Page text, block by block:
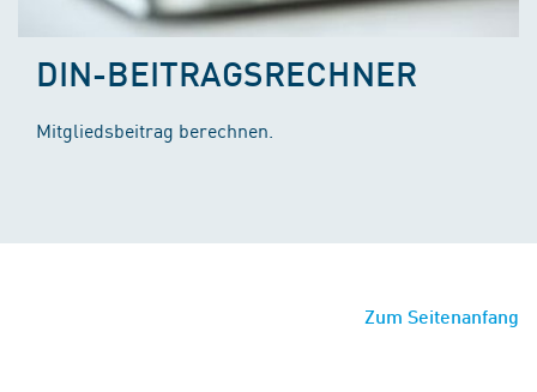
DIN-BEITRAGSRECHNER
Mitgliedsbeitrag berechnen.
Zum Seitenanfang